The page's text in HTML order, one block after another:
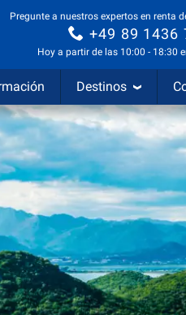
Pregunte a nuestros expertos en renta
+49 89 1436
Hoy a partir de las 10:00 - 18:30
Destinos